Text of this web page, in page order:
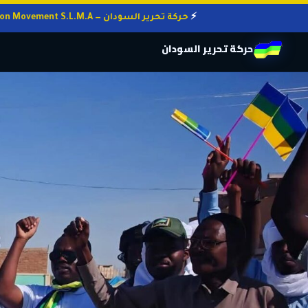
حركة تحرير السودان — Sudan Liberation Movement S.L.M.A
حركة تحرير السودان